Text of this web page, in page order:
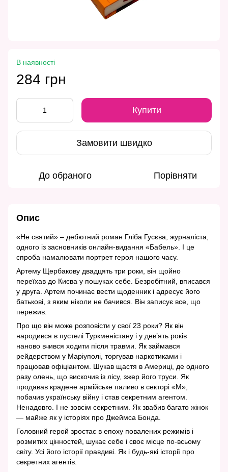
В наявності
284 грн
Купити
Замовити швидко
До обраного Порівняти
Опис
«Не святий» – дебютний роман Гліба Гусєва, журналіста,
одного із засновників онлайн-видання «Бабель». І це
спроба намалювати портрет героя нашого часу.
Артему Щербакову двадцять три роки, він щойно
переїхав до Києва у пошуках себе. Безробітний, вписався
у друга. Артем починає вести щоденник і адресує його
батькові, з яким ніколи не бачився. Він записує все, що
пережив.
Про що він може розповісти у свої 23 роки? Як він
народився в пустелі Туркменістану і у дев’ять років
наново вчився ходити після травми. Як займався
рейдерством у Маріуполі, торгував наркотиками і
працював офіціантом. Шукав щастя в Америці, де одного
разу олень, що вискочив із лісу, зжер його труси. Як
продавав крадене армійське паливо в секторі «М»,
побачив українську війну і став секретним агентом.
Ненадовго. І не зовсім секретним. Як звабив багато жінок
— майже як у історіях про Джеймса Бонда.
Головний герой зростає в епоху повалених режимів і
розмитих цінностей, шукає себе і своє місце по-всьому
світу. Усі його історії правдиві. Як і будь-які історії про
секретних агентів.